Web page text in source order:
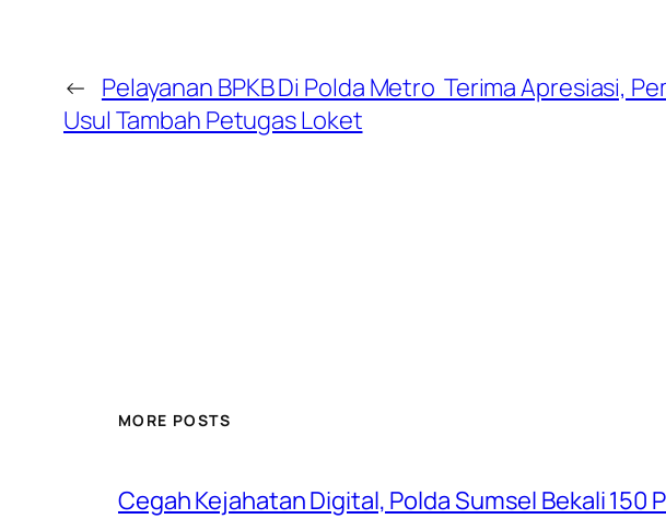
← Pelayanan BPKB Di Polda Metro Terima Apresiasi,
Usul Tambah Petugas Loket
MORE POSTS
Cegah Kejahatan Digital, Polda Sumsel Bekali 150